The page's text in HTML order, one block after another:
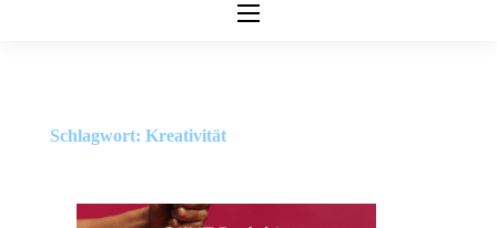
Schlagwort: Kreativität